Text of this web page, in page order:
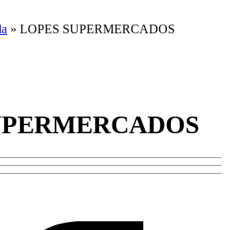
» LOPES SUPERMERCADOS